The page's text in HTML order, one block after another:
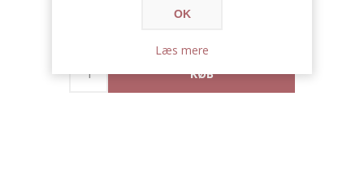
659,00 DKK
OK
Læs mere